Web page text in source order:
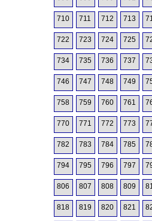
710 711 712 713
722 723 724 725
734 735 736 737
746 747 748 749
758 759 760 761
770 771 772 773
782 783 784 785
794 795 796 797
806 807 808 809
818 819 820 821